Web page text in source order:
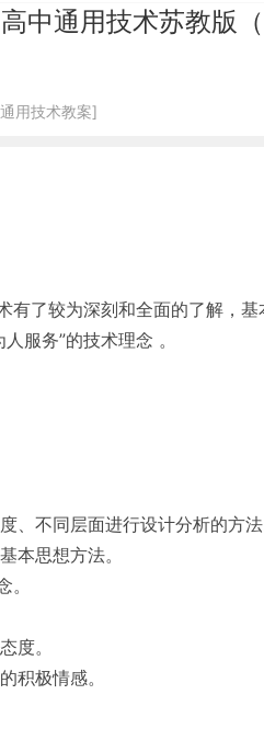
中通用技术苏教版
用技术教案]
有了较为深刻和全面的了解，
服务”的技术理念 。
、不同层面进行设计分析的方法
本思想方法。
度。
积极情感。